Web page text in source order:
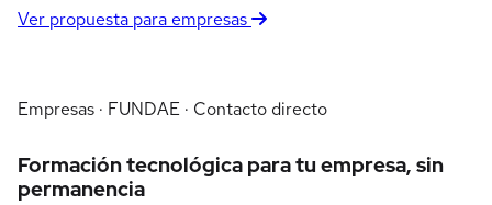
Ver propuesta para empresas
Empresas · FUNDAE · Contacto directo
Formación tecnológica para tu empresa, sin
permanencia